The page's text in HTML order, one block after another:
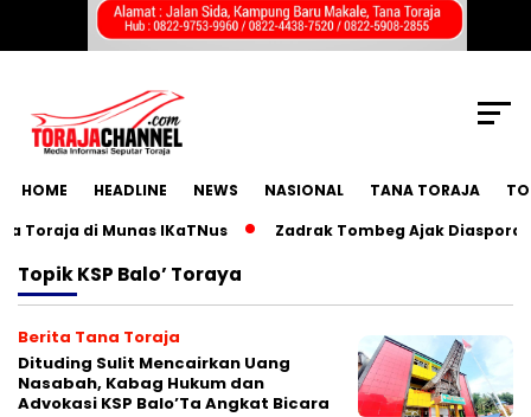
HOME HEADLINE NEWS NASIONAL TANA TORAJA
di Munas IKaTNus
Zadrak Tombeg Ajak Diaspora
TopikKSP Balo’ Toraya
Berita Tana Toraja
Dituding Sulit Mencairkan Uang
Nasabah, Kabag Hukum dan
Advokasi KSP Balo’Ta Angkat Bicara